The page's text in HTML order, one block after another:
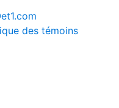
des témoins